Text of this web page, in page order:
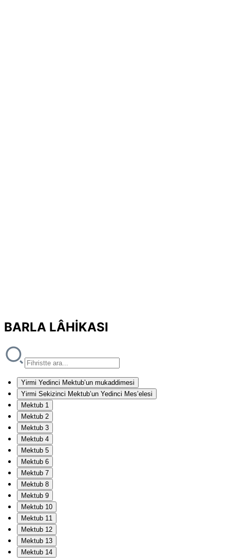
BARLA LÂHİKASI
Yirmi Yedinci Mektub’un mukaddimesi
Yirmi Sekizinci Mektub’un Yedinci Mes’elesi
Mektub 1
Mektub 2
Mektub 3
Mektub 4
Mektub 5
Mektub 6
Mektub 7
Mektub 8
Mektub 9
Mektub 10
Mektub 11
Mektub 12
Mektub 13
Mektub 14